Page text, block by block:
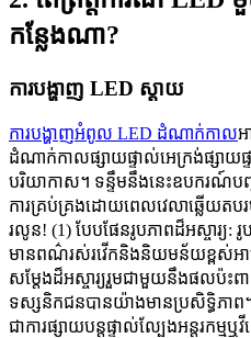
កន្លែងណា?
ការបង្ហាញ LED ស្តាយ
ការបង្ហាញអំពូល LED ដំណាក់កាលអ
ដំណាក់កាលផ្សាយផ្ទាល់អេក្រង់ផ្សាយផ្
បរិយាកាស។ ទន្ទឹមនឹងនេះឧបករណ៍ប
ការគ្រប់គ្រងដោយពេលវេលាឆ្លើយត
រលូន! (1) បែបផែនរូបភាពដ៏អស្ចារ្យ:
មានពណ៌រស់រវើកនិងនិយមន័យខ្ពស់អា
សម្តែងដ៏អស្ចារ្យរួមជាមួយនឹងផលប៉ះព
ទស្សនិកជនបានយ៉ាងមានប្រសិទ្ធិភាព
ជាការផ្សាយបន្តផ្ទាល់ល្បែងអន្តរកម្